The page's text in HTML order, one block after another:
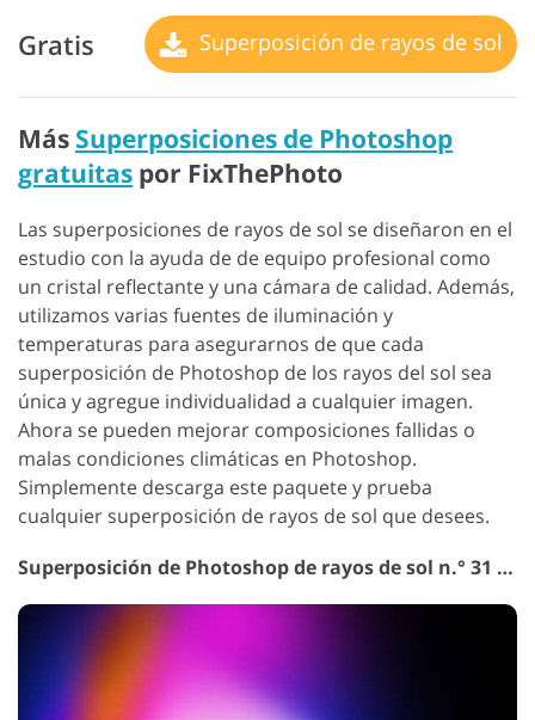
Gratis Superposición de rayos de sol
Más Superposiciones de Photoshop
gratuitas por FixThePhoto
Las superposiciones de rayos de sol se diseñaron en el
estudio con la ayuda de de equipo profesional como
un cristal reflectante y una cámara de calidad. Además,
utilizamos varias fuentes de iluminación y
temperaturas para asegurarnos de que cada
superposición de Photoshop de los rayos del sol sea
única y agregue individualidad a cualquier imagen.
Ahora se pueden mejorar composiciones fallidas o
malas condiciones climáticas en Photoshop.
Simplemente descarga este paquete y prueba
cualquier superposición de rayos de sol que desees.
Superposición de Photoshop de rayos de sol n.° 31 "Sun Splash"